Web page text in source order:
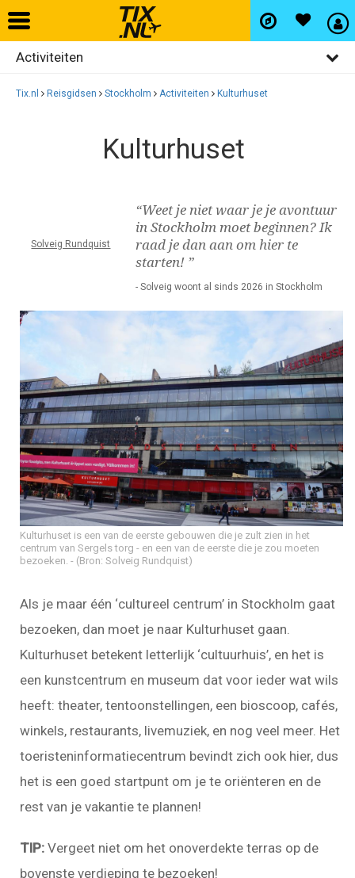
Home
Activiteiten
Activiteiten
Algemeen
Wijken
Tix.nl Reisgidsen Stockholm Activiteiten Kulturhuset
Kulturhuset
Solveig Rundquist
“Weet je niet waar je je avontuur
in Stockholm moet beginnen? Ik
raad je dan aan om hier te
starten! ”
- Solveig woont al sinds 2026 in Stockholm
Kulturhuset is een van de eerste gebouwen die je zult zien in het
centrum van Sergels torg - en een van de eerste die je zou moeten
bezoeken.
(Bron: Solveig Rundquist)
Als je maar één ‘cultureel centrum’ in Stockholm gaat
bezoeken, dan moet je naar Kulturhuset gaan.
Kulturhuset betekent letterlijk ‘cultuurhuis’, en het is
een kunstcentrum en museum dat voor ieder wat wils
heeft: theater, tentoonstellingen, een bioscoop, cafés,
winkels, restaurants, livemuziek, en nog veel meer. Het
toeristeninformatiecentrum bevindt zich ook hier, dus
het is een goed startpunt om je te oriënteren en de
rest van je vakantie te plannen!
TIP: Vergeet niet om het onoverdekte terras op de
bovenste verdieping te bezoeken!